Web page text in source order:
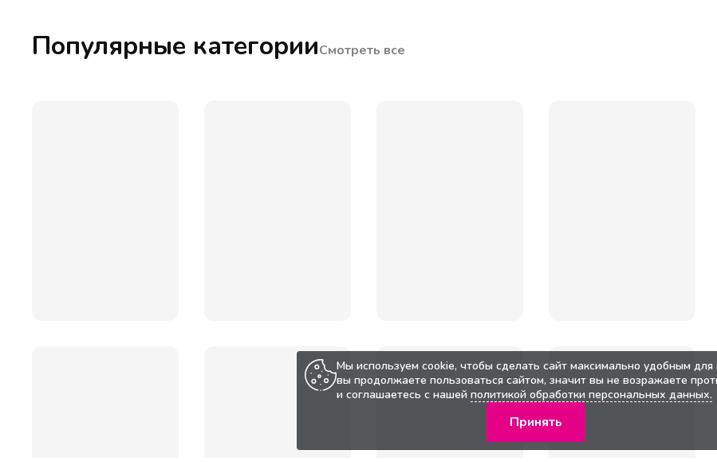
Популярные категорииСмотреть все
Мы используем cookie, чтобы сделать сайт максимально удобным для
вы продолжаете пользоваться сайтом, значит вы не возражаете
и соглашаетесь с нашей политикой обработки персональных данных.
Принять